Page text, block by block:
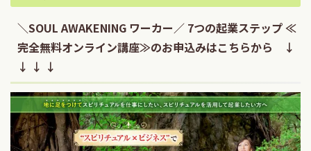
＼SOUL AWAKENING ワーカー／ 7つの起業ステップ ≪
完全無料オンライン講座≫のお申込みはこちらから ↓
↓ ↓ ↓